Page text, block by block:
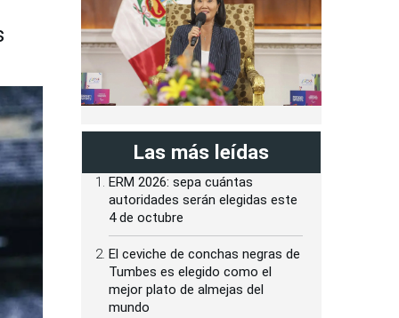
Las más leídas
ERM 2026: sepa cuántas
autoridades serán elegidas este
4 de octubre
El ceviche de conchas negras de
Tumbes es elegido como el
mejor plato de almejas del
mundo